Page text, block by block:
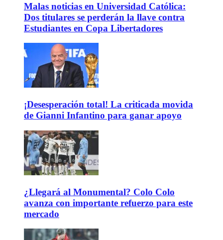
Malas noticias en Universidad Católica:
Dos titulares se perderán la llave contra
Estudiantes en Copa Libertadores
¡Desesperación total! La criticada movida
de Gianni Infantino para ganar apoyo
¿Llegará al Monumental? Colo Colo
avanza con importante refuerzo para este
mercado